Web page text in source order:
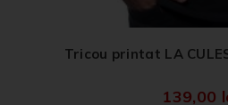
Tricou printat LA
139,00